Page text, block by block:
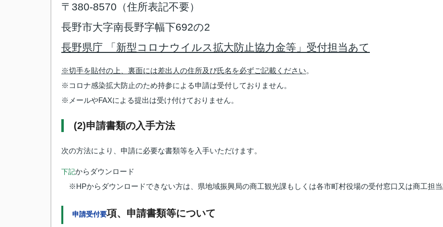
〒380-8570（住所表記不要）
長野市大字南長野字幅下692の2
長野県庁 「新型コロナウイルス拡大防止協力金等」受付担当あて
※切手を貼付の上、裏面には差出人の住所及び氏名を必ずご記載ください。
※コロナ感染拡大防止のため持参による申請は受付しておりません。
※メールやFAXによる提出は受け付けておりません。
(2)申請書類の入手方法
次の方法により、申請に必要な書類等を入手いただけます。
下記からダウンロード
※HPからダウンロードできない方は、県地域振興局の商工観光課もしくは各市町村役場の受付窓口又は商工担
申請受付要項、申請書類等について